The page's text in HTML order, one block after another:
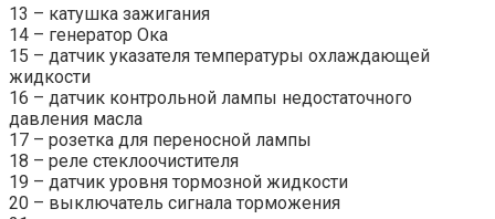
13 – катушка зажигания
14 – генератор Ока
15 – датчик указателя температуры охлаждающей
жидкости
16 – датчик контрольной лампы недостаточного
давления масла
17 – розетка для переносной лампы
18 – реле стеклоочистителя
19 – датчик уровня тормозной жидкости
20 – выключатель сигнала торможения